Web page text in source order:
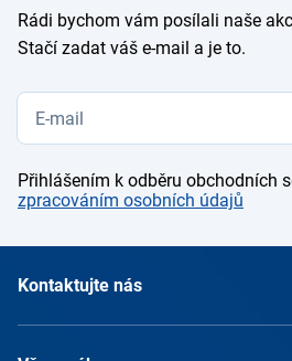
Rádi bychom vám posílali naše
Stačí zadat váš e-mail a je to.
Přihlášením k odběru obchodních
zpracováním osobních údajů
Kontaktujte nás